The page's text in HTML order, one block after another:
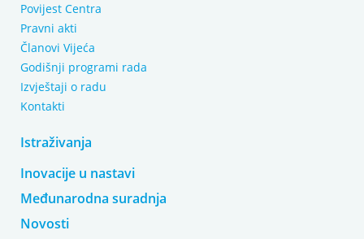
Povijest Centra
Pravni akti
Članovi Vijeća
Godišnji programi rada
Izvještaji o radu
Kontakti
Istraživanja
Inovacije u nastavi
Međunarodna suradnja
Novosti